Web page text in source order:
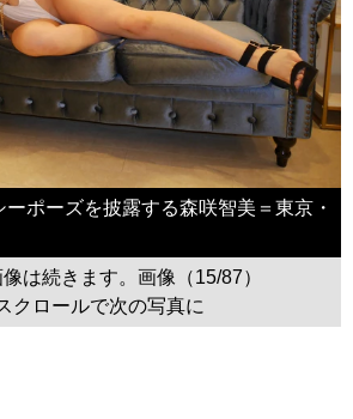
ポーズを披露する森咲智美＝東京・
は続きます。画像（15/87）
クロールで次の写真に